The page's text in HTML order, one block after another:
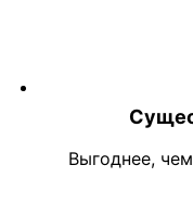
Выгоднее,